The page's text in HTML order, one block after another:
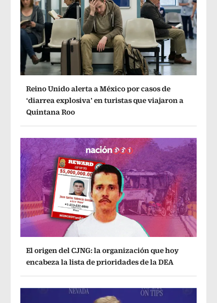
Reino Unido alerta a México por casos de
‘diarrea explosiva’ en turistas que viajaron a
Quintana Roo
El origen del CJNG: la organización que hoy
encabeza la lista de prioridades de la DEA